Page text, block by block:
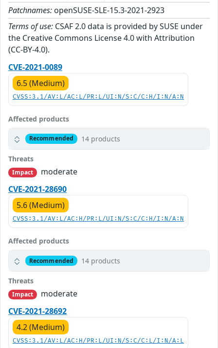
Patchnames: openSUSE-SLE-15.3-2021-2923
Terms of use: CSAF 2.0 data is provided by SUSE under
the Creative Commons License 4.0 with Attribution
(CC-BY-4.0).
CVE-2021-0089
6.5 (Medium)
CVSS:3.1/AV:L/AC:L/PR:L/UI:N/S:C/C:H/I:N/A:N
Affected products
Recommended 14 products
Threats
Impact
moderate
CVE-2021-28690
5.6 (Medium)
CVSS:3.1/AV:L/AC:H/PR:L/UI:N/S:C/C:H/I:N/A:N
Affected products
Recommended 14 products
Threats
Impact
moderate
CVE-2021-28692
4.2 (Medium)
CVSS:3.1/AV:L/AC:H/PR:L/UI:N/S:C/C:L/I:N/A:L